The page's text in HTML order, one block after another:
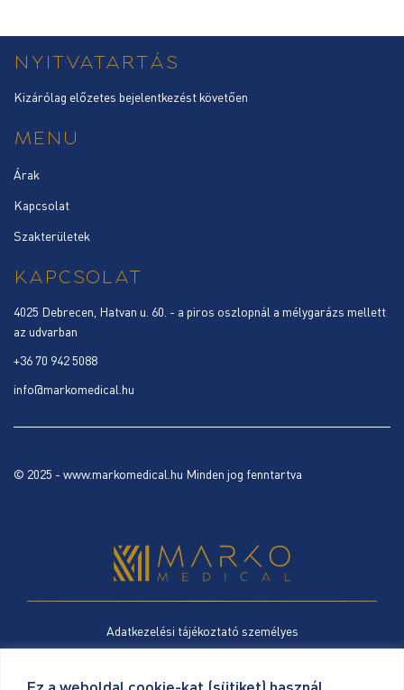
Ez a weboldal cookie-kat (sütiket) használ.
NYITVATARTÁS
Kizárólag előzetes bejelentkezést követően
MENU
Árak
Kapcsolat
Szakterületek
KAPCSOLAT
4025 Debrecen, Hatvan u. 60. - a piros oszlopnál a mélygarázs mellett
az udvarban
+36 70 942 5088
info@markomedical.hu
© 2025 - www.markomedical.hu Minden jog fenntartva
Adatkezelési tájékoztató személyes